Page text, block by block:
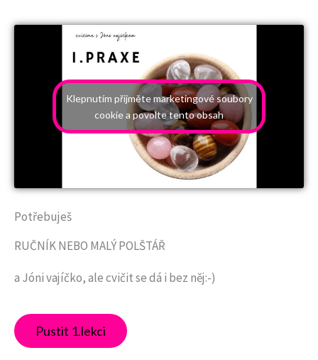
Klepnutím přijměte marketingové soubory
cookie a povolte tento obsah
Potřebuješ
RUČNÍK NEBO MALÝ POLŠTÁŘ
a Jóni vajíčko, ale cvičit se dá i bez něj:-)
Pustit 1.lekci